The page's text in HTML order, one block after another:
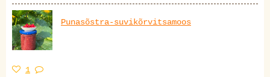
Punasõstra-suvikõrvitsamoos
1